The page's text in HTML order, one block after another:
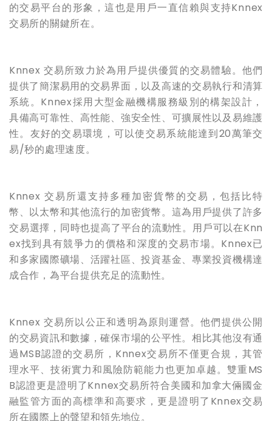
的交易平台的形象，這也是用戶一直信賴與支持Knnex
交易所的關鍵所在。
Knnex 交易所致力於為用戶提供優質的交易體驗。他們
提供了簡潔易用的交易界面，以及高速的交易執行和清算
系統。Knnex採用大型金融機構服務級別的構架設計，
具備高可靠性、高性能、強安全性、可擴展性以及易維護
性。友好的交易環境，可以使交易系統能達到20萬筆交
易/秒的處理速度。
Knnex 交易所還支持多種加密貨幣的交易，包括比特
幣、 以太幣和其他流行的加密貨幣。這為用戶提供了許多
交易選擇，同時也提高了平台的流動性。用戶可以在Knn
ex找到具有競爭力的價格和深度的交易市場。Knnex已
和多家國際礦場、活躍社區、投資基金、專業投資機構達
成合作，為平台提供充足的流動性。
Knnex 交易所以公正和透明為原則運營。他們提供公開
的交易資訊和數據，確保市場的公平性。相比其他沒有通
過MSB認證的交易所，Knnex交易所不僅更合規，其管
理水平、技術實力和風險防範能力也更加卓越。雙重MS
B認證更是證明了Knnex交易所符合美國和加拿大倆國金
融監管方面的高標準和高要求，更是證明了Knnex交易
所在國際上的聲望和領先地位。